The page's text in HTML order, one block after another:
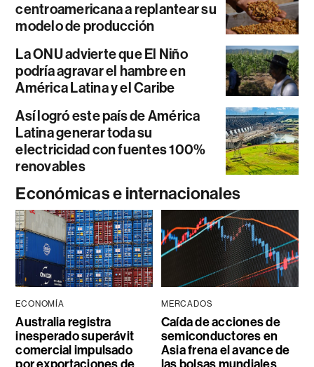
centroamericana a replantear su
modelo de producción
La ONU advierte que El Niño
podría agravar el hambre en
América Latina y el Caribe
Así logró este país de América
Latina generar toda su
electricidad con fuentes 100%
renovables
Económicas e internacionales
ECONOMÍA
Australia registra
inesperado superávit
comercial impulsado
MERCADOS
Caída de acciones de
semiconductores en
Asia frena el avance de